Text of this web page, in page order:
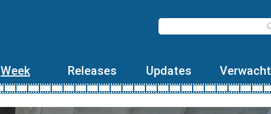
Week Releases Updates Verwacht